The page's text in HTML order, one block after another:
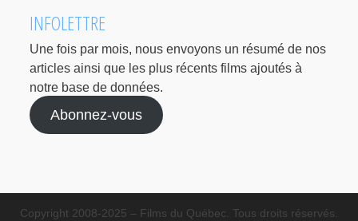
INFOLETTRE
Une fois par mois, nous envoyons un résumé de nos
articles ainsi que les plus récents films ajoutés à
notre base de données.
Abonnez-vous
Copyright 2008-2025 – Films du Québec. Tous droits réservés.